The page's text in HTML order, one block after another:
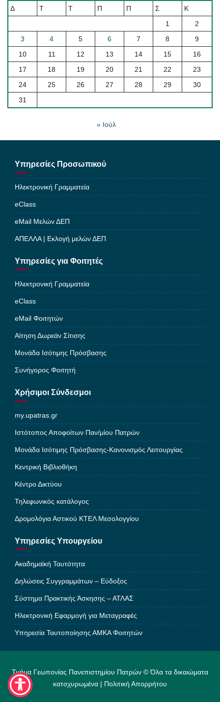
Δ Τ Τ Π Π Σ
Κ
1
2
3
4 5 6 7 8
9
10
11 12 13 14 15
16
17
18 19 20 21 22
23
24
25 26 27 28 29
30
31
« Ιούλ
Υπηρεσίες Προσωπικού
Ηλεκτρονική Γραμματεία
eClass
eMail Μελών ΔΕΠ
ΑΠΕΛΛΑ | Εκλογή μελών ΔΕΠ
Υπηρεσίες για Φοιτητές
Ηλεκτρονική Γραμματεία
eClass
eMail Φοιτητών
Αίτηση Δωρεάν Σίτισης
Μονάδα Ισότιμης Πρόσβασης
Συνήγορος Φοιτητή
Χρήσιμοι Σύνδεσμοι
my.upatras.gr
Ιστότοπος Αποφοίτων Παν/μίου Πατρών
Μονάδα Ισότιμης Πρόσβασης-Κανονισμός Λειτουργίας
Κεντρική Βιβλιοθήκη
Κέντρο Δικτύου
Τηλεφωνικός κατάλογος
Δρομολόγια Αστικού ΚΤΕΛ Μεσολογγίου
Υπηρεσίες Υπουργείου
Ακαδημαϊκή Ταυτότητα
Δηλώσεις Συγγραμμάτων – Εύδοξος
Σύστημα Πρακτικής Άσκησης – ΑΤΛΑΣ
Ηλεκτρονική Εφαρμογή για Μεταγραφές
Υπηρεσία Ταυτοποίησης ΑΜΚΑ Φοιτητών
Τμήμα Γεωπονίας Πανεπιστημίου Πατρών © Όλα τα δικαιώματα
κατοχυρωμένα | Πολιτική Απορρήτου